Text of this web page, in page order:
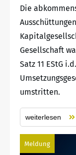
Die
Gesellschaft
Satz 11 EStG
umstritten.
weiterlesen
Meldung